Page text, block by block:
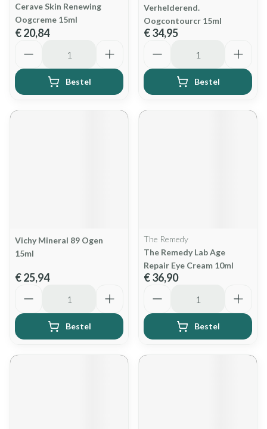
Cerave Skin Renewing
Oogcreme 15ml
€ 20,84
Bestel
Verhelderend.
Oogcontourcr 15ml
€ 34,95
Bestel
Vichy Mineral 89 Ogen
15ml
€ 25,94
Bestel
The Remedy
The Remedy Lab Age
Repair Eye Cream 10ml
€ 36,90
Bestel